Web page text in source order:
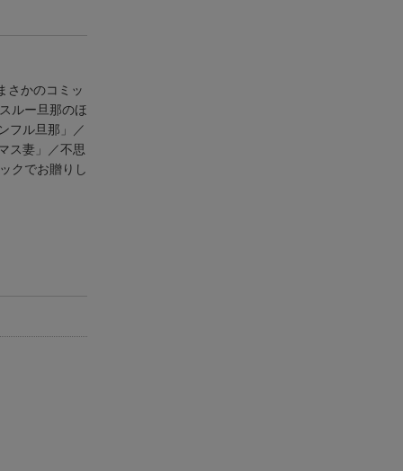
さかのコミッ
ルー旦那のほ
フル旦那」／
ス妻」／不思
クでお贈りし